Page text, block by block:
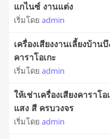
แกไนซ์ งานแต่ง
เริ่มโดย admin
เครื่องเสียงงานเลี้ยงบ้าน
คาราโอเกะ
เริ่มโดย admin
ให้เช่าเครื่องเสียงคาราโ
แสง สี ครบวงจร
เริ่มโดย admin